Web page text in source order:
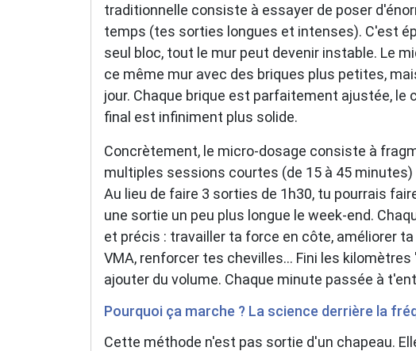
traditionnelle consiste à essayer de poser
temps (tes sorties longues et intenses). C'est
seul bloc, tout le mur peut devenir instable. Le
ce même mur avec des briques plus petites,
jour. Chaque brique est parfaitement ajustée, le
final est infiniment plus solide.
Concrètement, le micro-dosage consiste à
multiples sessions courtes (de 15 à 45
Au lieu de faire 3 sorties de 1h30, tu pourrais
une sortie un peu plus longue le week-end.
et précis : travailler ta force en côte, améliorer
VMA, renforcer tes chevilles... Fini les
ajouter du volume. Chaque minute passée à
Pourquoi ça marche ? La science derrière la
Cette méthode n'est pas sortie d'un chapeau.